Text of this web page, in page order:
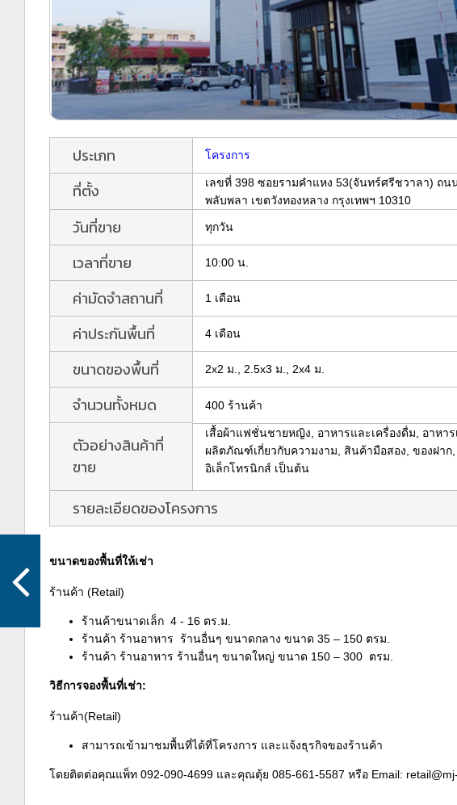
ประเภท โครงการ
ที่ตั้ง
เลขที่ 398 ซอยรามคำแหง 53(จันทร์ศรีชวาลา) ถน
พลับพลา เขตวังทองหลาง กรุงเทพฯ 10310
วันที่ขาย ทุกวัน
เวลาที่ขาย 10:00 น.
ค่ามัดจำสถานที่ 1 เดือน
ค่าประกันพื้นที่ 4 เดือน
ขนาดของพื้นที่ 2x2 ม., 2.5x3 ม., 2x4 ม.
จำนวนทั้งหมด 400 ร้านค้า
ตัวอย่างสินค้าที่
ขาย
เสื้อผ้าแฟชั่นชายหญิง, อาหารและเครื่องดื่ม, อาหาร
ผลิตภัณฑ์เกี่ยวกับความงาม, สินค้ามือสอง, ของฝา
อิเล็กโทรนิกส์ เป็นต้น
รายละเอียดของโครงการ
ขนาดของพื้นที่ให้เช่า
ร้านค้า (Retail)
ร้านค้าขนาดเล็ก 4 - 16 ตร.ม.
ร้านค้า ร้านอาหาร ร้านอื่นๆ ขนาดกลาง ขนาด 35 – 150 ตรม.
ร้านค้า ร้านอาหาร ร้านอื่นๆ ขนาดใหญ่ ขนาด 150 – 300 ตรม.
วิธีการจองพื้นที่เช่า:
ร้านค้า(Retail)
สามารถเข้ามาชมพื้นที่ได้ที่โครงการ และแจ้งธุรกิจของร้านค้า
โดยติดต่อคุณแพ็ท 092-090-4699 และคุณตุ้ย 085-661-5587 หรือ Email: